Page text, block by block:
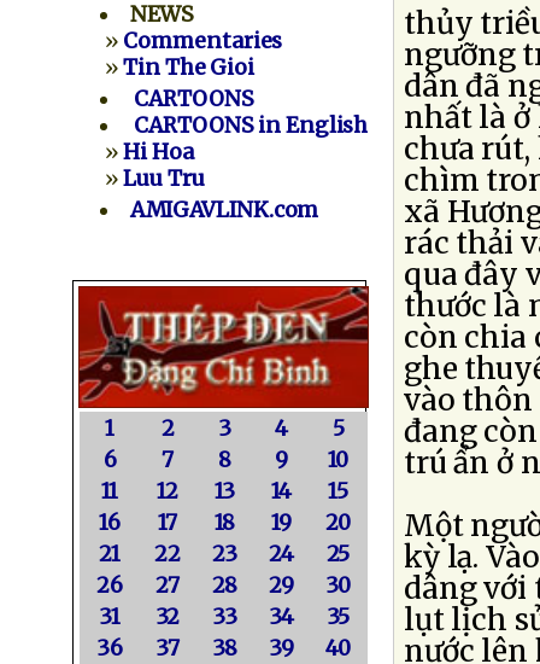
NEWS
» Commentaries
»Tin The Gioi
CARTOONS
CARTOONS in English
»Hi Hoa
»Luu Tru
AMIGAVLINK.com
1 2 3 4
5
6
7 8 9
10
11
12 13 14
15
16
17 18 19
20
21
22 23 24
25
26
27 28 29
30
31
32 33 34
35
36
37 38 39
40
thủy
ngưỡng
dân đã
nhất là ở
chưa
chìm
xã
rác thải
qua đây
thước là
còn chia
ghe
vào thôn
đang
trú ẩn ở
Một
kỳ lạ.
dâng với
lụt lịch
nước lên